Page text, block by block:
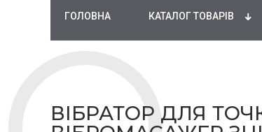
ГОЛОВНА КАТАЛОГ ТОВАРІВ
ВІБРАТОР ДЛЯ